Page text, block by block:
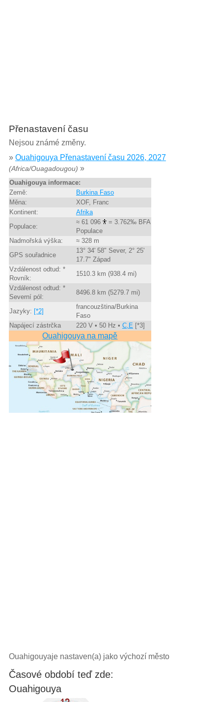
Přenastavení času
Nejsou známé změny.
» Ouahigouya Přenastavení času 2026, 2027
(Africa/Ouagadougou) »
Ouahigouya informace:
Země:
Burkina Faso
Měna:
XOF, Franc
Kontinent:
Afrika
Populace:
≈ 61 096
= 3.762‰ BFA
Populace
Nadmořská výška:
≈ 328 m
GPS souřadnice
13° 34' 58" Sever, 2° 25'
17.7" Západ
Vzdálenost odtud: *
Rovník:
1510.3 km (938.4 mi)
Vzdálenost odtud: *
Severní pól:
8496.8 km (5279.7 mi)
Jazyky: [*2]
francouzština/Burkina
Faso
Napájecí zástrčka
220 V • 50 Hz • C,E[*3]
Ouahigouya na mapě
Ouahigouyaje nastaven(a) jako výchozí město
Časové období teď zde:
Ouahigouya